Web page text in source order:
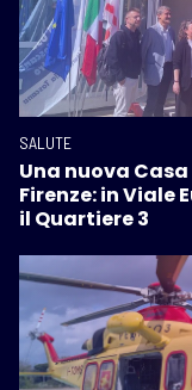
SALUTE
Una nuova
Firenze: in Viale
il Quartiere 3